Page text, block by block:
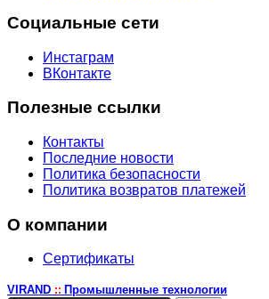
Социальные сети
Инстаграм
ВКонтакте
Полезные ссылки
Контакты
Последние новости
Политика безопасности
Политика возвратов платежей
О компании
Сертификаты
VIRAND :: Промышленные технологии